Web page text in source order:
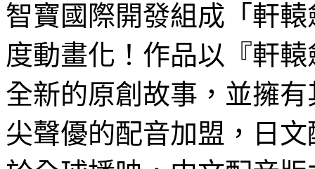
智寶國際開發組成「軒
度動畫化！作品以『軒
全新的原創故事，並擁
尖聲優的配音加盟，日